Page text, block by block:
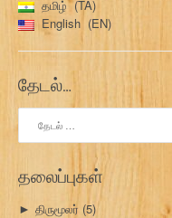
தமிழ்
TA
English
EN
தேடல்…
தேடு:
தலைப்புகள்
► திருமூலர் (5)